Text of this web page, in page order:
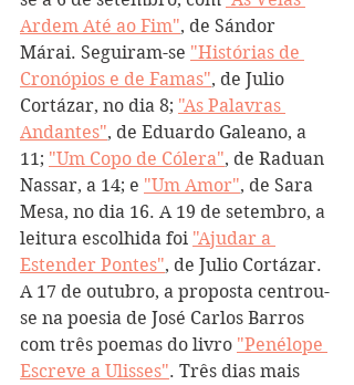
Ardem Até ao Fim", de Sándor
Márai. Seguiram-se "Histórias de
Cronópios e de Famas", de Julio
Cortázar, no dia 8; "As Palavras
Andantes", de Eduardo Galeano, a
11; "Um Copo de Cólera", de Raduan
Nassar, a 14; e "Um Amor", de Sara
Mesa, no dia 16. A 19 de setembro, a
leitura escolhida foi "Ajudar a
Estender Pontes", de Julio Cortázar.
A 17 de outubro, a proposta centrou-
se na poesia de José Carlos Barros
com três poemas do livro "Penélope
Escreve a Ulisses". Três dias mais